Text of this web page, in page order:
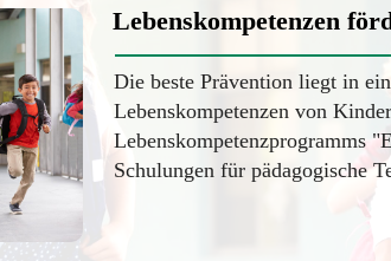
Lebenskompetenzen
Die beste Prävention liegt in
Lebenskompetenzen von
Lebenskompetenzprogramms
Schulungen für pädagogische